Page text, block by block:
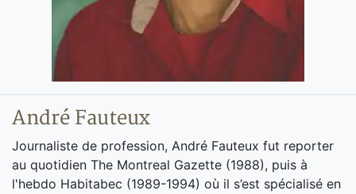
André Fauteux
Journaliste de profession, André Fauteux fut reporter
au quotidien The Montreal Gazette (1988), puis à
l'hebdo Habitabec (1989-1994) où il s’est spécialisé en